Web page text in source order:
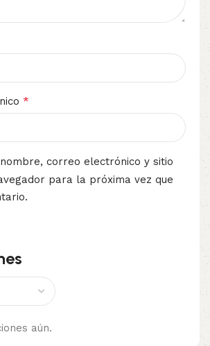
aún.
*
correo electrónico y sitio
para la próxima vez que